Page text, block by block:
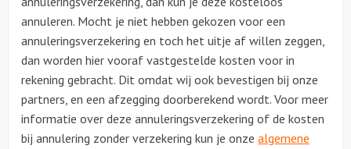
annuleren. Mocht je niet hebben gekozen voor een
annuleringsverzekering en toch het uitje af willen zeggen,
dan worden hier vooraf vastgestelde kosten voor in
rekening gebracht. Dit omdat wij ook bevestigen bij onze
partners, en een afzegging doorberekend wordt. Voor meer
informatie over deze annuleringsverzekering of de kosten
bij annulering zonder verzekering kun je onze algemene